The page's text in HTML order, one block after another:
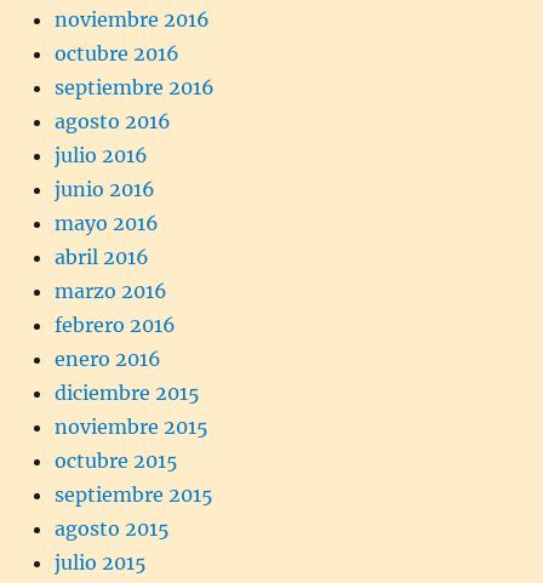
noviembre 2016
octubre 2016
septiembre 2016
agosto 2016
julio 2016
junio 2016
mayo 2016
abril 2016
marzo 2016
febrero 2016
enero 2016
diciembre 2015
noviembre 2015
octubre 2015
septiembre 2015
agosto 2015
julio 2015